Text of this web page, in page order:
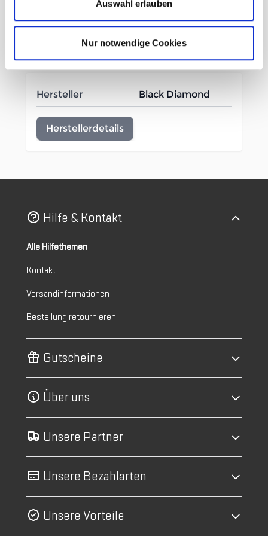
Auswahl erlauben
Nur notwendige Cookies
Leicht verstellbarer Kinnriemen
Mehr Informationen
Hersteller Black Diamond
Herstellerdetails
Hilfe & Kontakt
Alle Hilfethemen
Kontakt
Versandinformationen
Bestellung retournieren
Gutscheine
Über uns
Unsere Partner
Unsere Bezahlarten
Unsere Vorteile